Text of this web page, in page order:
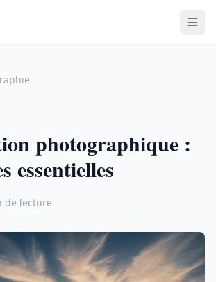
photographique :
essentielles
de lecture